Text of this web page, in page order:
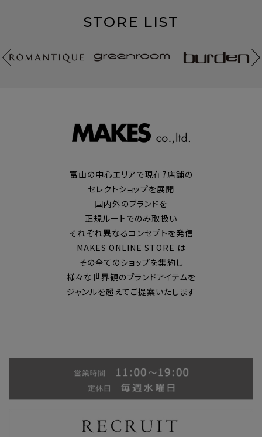
STORE LIST
富山の中心エリアで現在7店舗の
セレクトショップを展開
国内外のブランドを
正規ルートでのみ取扱い
それぞれ異なるコンセプトを発信
MAKES ONLINE STORE は
その全てのショップを集約し
様々な世界観のブランドアイテムを
ジャンルを超えてご提案いたします